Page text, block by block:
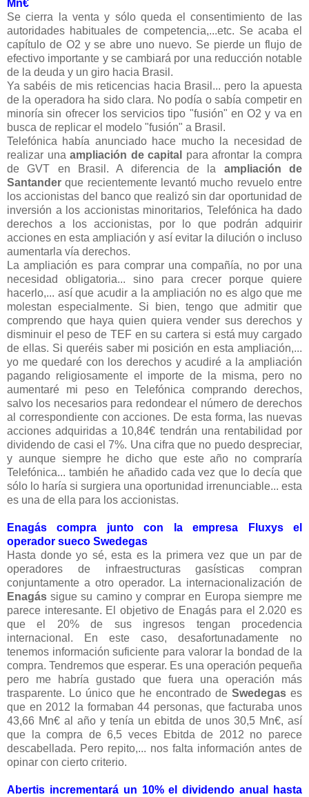
Mn€
Se cierra la venta y sólo queda el consentimiento de las
autoridades habituales de competencia,...etc. Se acaba el
capítulo de O2 y se abre uno nuevo. Se pierde un flujo de
efectivo importante y se cambiará por una reducción notable
de la deuda y un giro hacia Brasil.
Ya sabéis de mis reticencias hacia Brasil... pero la apuesta
de la operadora ha sido clara. No podía o sabía competir en
minoría sin ofrecer los servicios tipo "fusión" en O2 y va en
busca de replicar el modelo "fusión" a Brasil.
Telefónica había anunciado hace mucho la necesidad de
realizar una ampliación de capital
para afrontar la compra
de GVT en Brasil. A diferencia de la ampliación de
Santander que recientemente levantó mucho revuelo entre
los accionistas del banco que realizó sin dar oportunidad de
inversión a los accionistas minoritarios, Telefónica ha dado
derechos a los accionistas, por lo que podrán adquirir
acciones en esta ampliación y así evitar la dilución o incluso
aumentarla vía derechos.
La ampliación es para comprar una compañía, no por una
necesidad obligatoria... sino para crecer porque quiere
hacerlo,... así que acudir a la ampliación no es algo que me
molestan especialmente. Si bien, tengo que admitir que
comprendo que haya quien quiera vender sus derechos y
disminuir el peso de TEF en su cartera si está muy cargado
de ellas. Si queréis saber mi posición en esta ampliación,...
yo me quedaré con los derechos y acudiré a la ampliación
pagando religiosamente el importe de la misma, pero no
aumentaré mi peso en Telefónica comprando derechos,
salvo los necesarios para redondear el número de derechos
al correspondiente con acciones. De esta forma, las nuevas
acciones adquiridas a 10,84€ tendrán una rentabilidad por
dividendo de casi el 7%. Una cifra que no puedo despreciar,
y aunque siempre he dicho que este año no compraría
Telefónica... también he añadido cada vez que lo decía que
sólo lo haría si surgiera una oportunidad irrenunciable... esta
es una de ella para los accionistas.
Enagás compra junto con la empresa Fluxys el
operador sueco Swedegas
Hasta donde yo sé, esta es la primera vez que un par de
operadores de infraestructuras gasísticas compran
conjuntamente a otro operador. La internacionalización de
Enagás sigue su camino y comprar en Europa siempre me
parece interesante. El objetivo de Enagás para el 2.020 es
que el 20% de sus ingresos tengan procedencia
internacional. En este caso, desafortunadamente no
tenemos información suficiente para valorar la bondad de la
compra. Tendremos que esperar. Es una operación pequeña
pero me habría gustado que fuera una operación más
trasparente. Lo único que he encontrado de Swedegas es
que en 2012 la formaban 44 personas, que facturaba unos
43,66 Mn€ al año y tenía un ebitda de unos 30,5 Mn€, así
que la compra de 6,5 veces Ebitda de 2012 no parece
descabellada. Pero repito,... nos falta información antes de
opinar con cierto criterio.
Abertis incrementará un 10% el dividendo anual hasta